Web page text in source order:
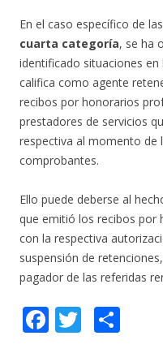
En el caso específico de las
cuarta categoría, se ha
identificado situaciones
califica como agente
recibos por honorarios
prestadores de servicios
respectiva al momento de
comprobantes.
Ello puede deberse al
que emitió los recibos por
con la respectiva
suspensión de
pagador de las referidas
F T